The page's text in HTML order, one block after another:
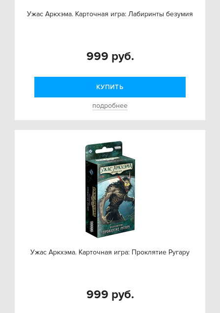
Ужас Аркхэма. Карточная игра: Лабиринты безумия
999 руб.
КУПИТЬ
подробнее
Ужас Аркхэма. Карточная игра: Проклятие Ругару
999 руб.